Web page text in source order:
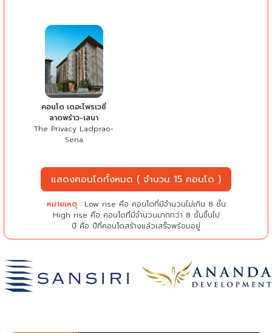
คอนโด เดอะไพรเวซี่
ลาดพร้าว-เสนา
The Privacy Ladprao-
Sena
แสดงคอนโดทั้งหมด ( จำนวน 15 คอนโด )
หมายเหตุ : Low rise คือ คอนโดที่มีจำนวนไม่เกิน 8 ชั้น
High rise คือ คอนโดที่มีจำนวนมากกว่า 8 ชั้นขึ้นไป
ปี คือ ปีที่คอนโดสร้างแล้วเสร็จพร้อมอยู่